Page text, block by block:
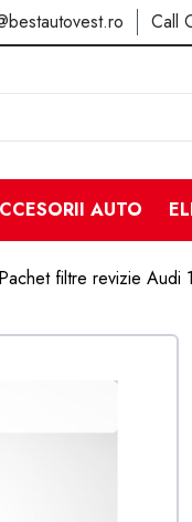
Call
AUTO
Pachet filtre revizie